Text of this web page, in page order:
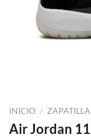
INICIO /
Air Jordan